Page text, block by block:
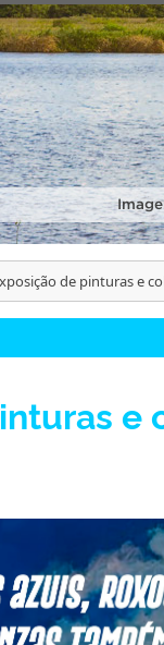
de pinturas e
e